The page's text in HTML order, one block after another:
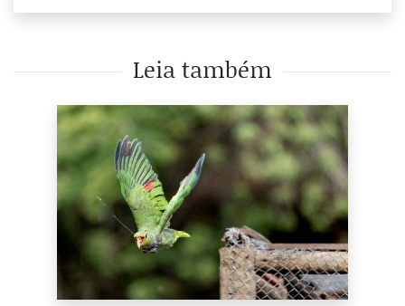
Leia também